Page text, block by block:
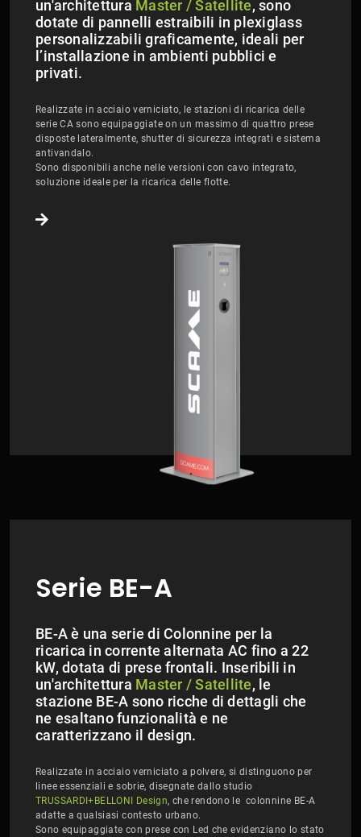
un'architettura Master / Satellite, sono
dotate di pannelli estraibili in plexiglass
personalizzabili graficamente, ideali per
l’installazione in ambienti pubblici e
privati.
Realizzate in acciaio verniciato, le stazioni di ricarica delle
serie CA sono equipaggiate on un massimo di quattro prese
disposte lateralmente, shutter di sicurezza integrati e sistema
antivandalo.
Sono disponibili anche nelle versioni con cavo integrato,
soluzione ideale per la ricarica delle flotte.
Serie BE-A
BE-A è una serie di Colonnine per la
ricarica in corrente alternata AC fino a 22
kW, dotata di prese frontali. Inseribili in
un'architettura Master / Satellite, le
stazione BE-A sono ricche di dettagli che
ne esaltano funzionalità e ne
caratterizzano il design.
Realizzate in acciaio vernicia​​​​​​​to a polvere, si distinguono per
linee essenziali e sobrie, disegnate dallo studio
TRUSSARDI+BELLONI Design, che rendono le colonnine BE-A
adatte a qualsiasi contesto urbano.
Sono equipaggiate con prese con Led che evidenziano lo stato